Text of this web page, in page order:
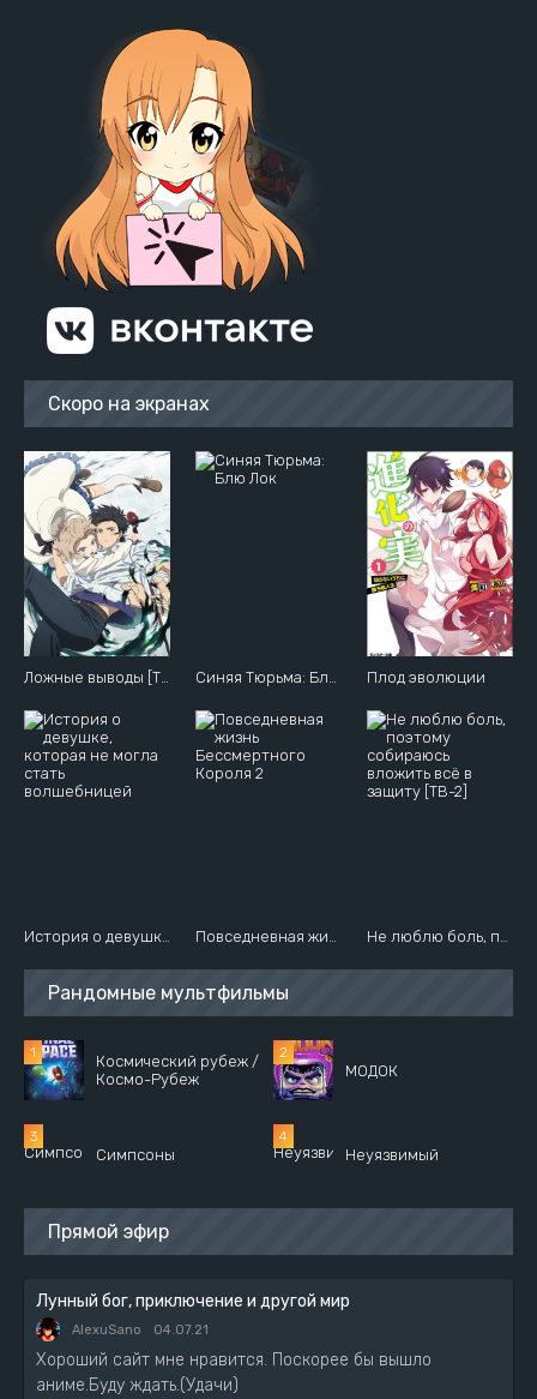
Скоро на экранах
Ложные выводы [ТВ-2] Синяя Тюрьма: Блю Лок Плод эволюции
История о девушке, которая не могла стать волшебницей Повседневная жизнь Бессмертного Короля 2 Не люблю боль, поэтому собираюсь вложить всё в защиту [ТВ-2]
Рандомные мультфильмы
Космический рубеж /
Космо-Рубеж
МОДОК
Симпсоны Неуязвимый
Прямой эфир
Лунный бог, приключение и другой мир
AlexuSano 04.07.21
Хороший сайт мне нравится. Поскорее бы вышло
аниме.Буду ждать.(Удачи)